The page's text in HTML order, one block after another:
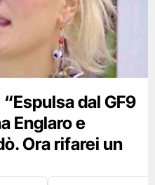
dal GF9
Englaro e
Ora rifarei un